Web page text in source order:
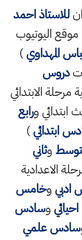
للاستاذ احمد
اليوتيوب
المهداوي)
دروس
مرحلة الابتدائي
ابتدائي ورابع
ابتدائي)
وثاني
الاعدادية
وخامس
وسادس
سادس علمي